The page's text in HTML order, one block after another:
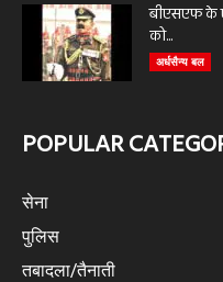
बीएसएफ के
को...
अर्धसैन्य बल
POPULAR
सेना
पुलिस
तबादला/तैनाती